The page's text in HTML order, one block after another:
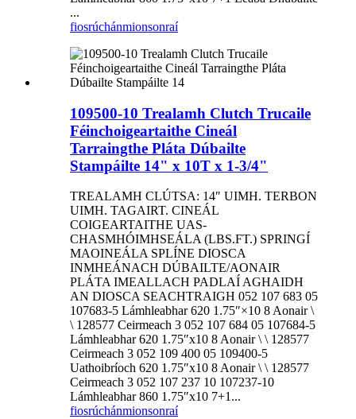
...
fiosrúchánmionsonraí
109500-10 Trealamh Clutch Trucaile
Féinchoigeartaithe Cineál
Tarraingthe Pláta Dúbailte
Stampáilte 14" x 10T x 1-3/4"
TREALAMH CLÚTSA: 14″ UIMH. TERBON
UIMH. TAGAIRT. CINEÁL
COIGEARTAITHE UAS-
CHASMHÓIMHSEÁLA (LBS.FT.) SPRINGÍ
MAOINEÁLA SPLÍNE DIOSCA
INMHEÁNACH DÚBAILTE/AONAIR
PLÁTA IMEALLACH PADLAÍ AGHAIDH
AN DIOSCA SEACHTRAIGH 052 107 683 05
107683-5 Lámhleabhar 620 1.75″×10 8 Aonair \
\ 128577 Ceirmeach 3 052 107 684 05 107684-5
Lámhleabhar 620 1.75″x10 8 Aonair \ \ 128577
Ceirmeach 3 052 109 400 05 109400-5
Uathoibríoch 620 1.75″x10 8 Aonair \ \ 128577
Ceirmeach 3 052 107 237 10 107237-10
Lámhleabhar 860 1.75″x10 7+1...
fiosrúchánmionsonraí